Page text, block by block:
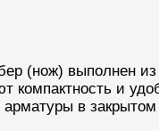
(нож) выполнен
компактность и
в